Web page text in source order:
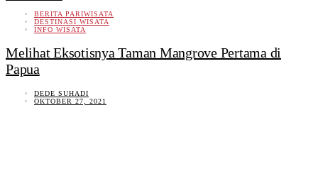
BERITA PARIWISATA
DESTINASI WISATA
INFO WISATA
Melihat Eksotisnya Taman Mangrove Pertama di
Papua
DEDE SUHADI
OKTOBER 27, 2021